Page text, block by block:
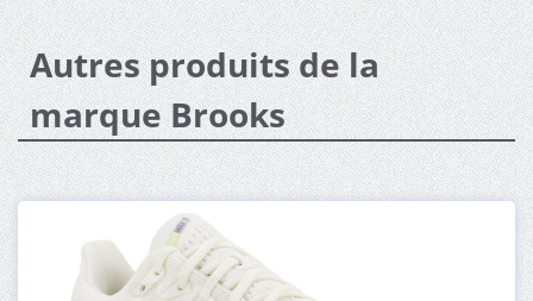
Autres produits de la
marque Brooks